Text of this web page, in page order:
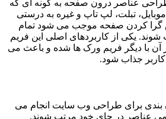
عناصر درون صفحه به‌ گونه‌ ای که
موبایل، تبلت، لپ‌ تاپ و غیره به درستی
گرا کردن صفحه موجب می‌ شود تمام
یکی از کاربردهای اصلی این فریم
آن با دیگر فریم ورک ها شده و باعث می‌
جذاب شود.
برای طراحی وب‌ سایت انجام می‌
عناصر در جای خود مرتب شوند.